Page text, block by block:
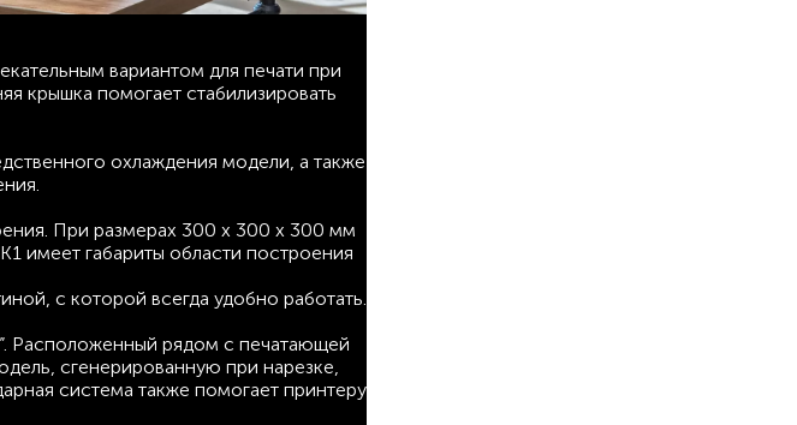
вариантом для печати при
крышка помогает стабилизировать
охлаждения модели, а также
При размерах 300 x 300 x 300 мм
имеет габариты области построения
с которой всегда удобно работать.
Расположенный рядом с печатающей
сгенерированную при нарезке,
система также помогает принтеру